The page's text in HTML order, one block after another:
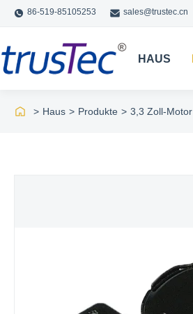
86-519-85105253 sales@trustec.cn
HAUS
> Haus > Produkte > 3,3 Zoll-Motor